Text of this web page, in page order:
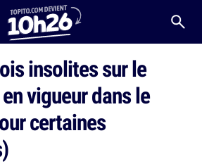
insolites sur le
vigueur dans le
certaines